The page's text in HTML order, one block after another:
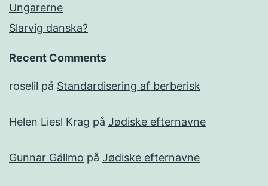
Ungarerne
Slarvig danska?
Recent Comments
roselil på Standardisering af berberisk
Helen Liesl Krag på Jødiske efternavne
Gunnar Gällmo på Jødiske efternavne